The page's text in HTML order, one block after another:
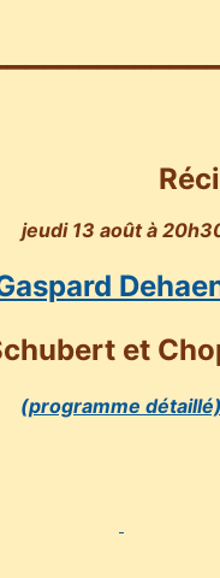
jeudi 13 août à
et
(programme détaillé)